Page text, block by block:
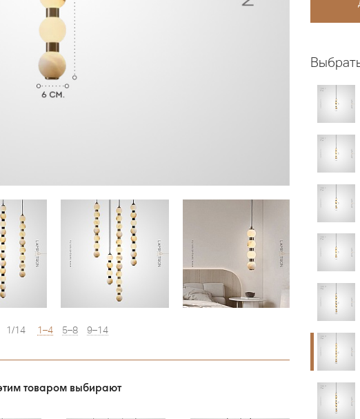
1/14 1–4 5–8 9–14
товаром выбирают